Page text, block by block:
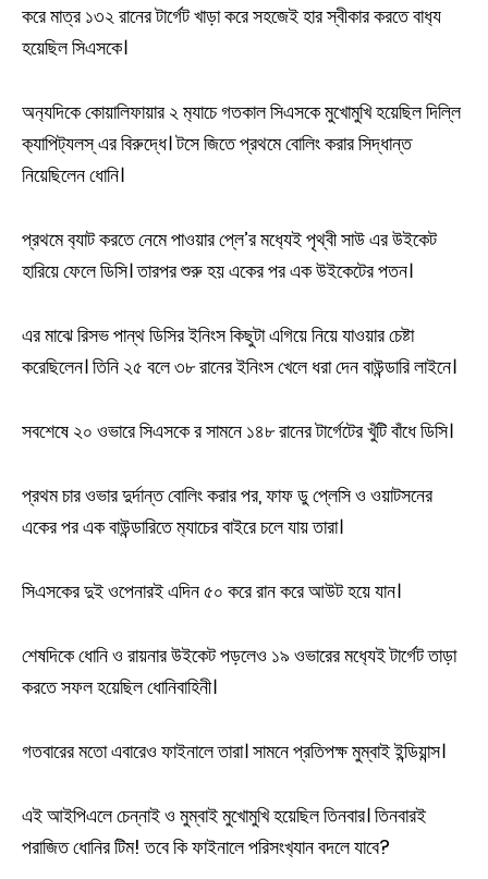
করে মাত্র ১৩২ রানের টার্গেট খাড়া করে সহজেই হার স্বীকার করতে বাধ‍্য
হয়েছিল সিএসকে।
অন‍্যদিকে কোয়ালিফায়ার ২ ম‍্যাচে গতকাল সিএসকে মুখোমুখি হয়েছিল দিল্লি
ক‍্যাপিট‍্যলস্ এর বিরুদ্ধে। টসে জিতে প্রথমে বোলিং করার সিদ্ধান্ত
নিয়েছিলেন ধোনি।
প্রথমে ব‍্যাট করতে নেমে পাওয়ার প্লে’র মধ‍্যেই পৃথ্বী সাউ এর উইকেট
হারিয়ে ফেলে ডিসি। তারপর শুরু হয় একের পর এক উইকেটের পতন।
এর মাঝে রিসভ পান্থ ডিসির ইনিংস কিছুটা এগিয়ে নিয়ে যাওয়ার চেষ্টা
করেছিলেন। তিনি ২৫ বলে ৩৮ রানের ইনিংস খেলে ধরা দেন বাউন্ডারি লাইনে।
সবশেষে ২০ ওভারে সিএসকে র সামনে ১৪৮ রানের টার্গেটের খুঁটি বাঁধে ডিসি।
প্রথম চার ওভার দুর্দান্ত বোলিং করার পর, ফাফ ডু প্লেসি ও ওয়াটসনের
একের পর এক বাউন্ডারিতে ম‍্যাচের বাইরে চলে যায় তারা।
সিএসকের দুই ওপেনারই এদিন ৫০ করে রান করে আউট হয়ে যান।
শেষদিকে ধোনি ও রায়নার উইকেট পড়লেও ১৯ ওভারের মধ‍্যেই টার্গেট তাড়া
করতে সফল হয়েছিল ধোনিবাহিনী।
গতবারের মতো এবারেও ফাইনালে তারা। সামনে প্রতিপক্ষ মুম্বাই ইন্ডিয়ান্স।
এই আইপিএলে চেন্নাই ও মুম্বাই মুখোমুখি হয়েছিল তিনবার। তিনবারই
পরাজিত ধোনির টিম! তবে কি ফাইনালে পরিসংখ‍্যান বদলে যাবে?